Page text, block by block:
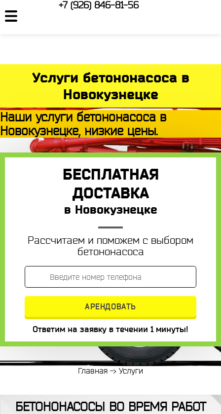
+7 (926) 846-81-56
Услуги бетононасоса в
Новокузнецке
Наши услуги бетононасоса в
Новокузнецке, низкие цены.
БЕСПЛАТНАЯ
ДОСТАВКА
в Новокузнецке
Рассчитаем и поможем с выбором
бетононасоса
Ответим на заявку в течении 1 минуты!
Главная -> Услуги
БЕТОНОНАСОСЫ ВО ВРЕМЯ РАБОТ